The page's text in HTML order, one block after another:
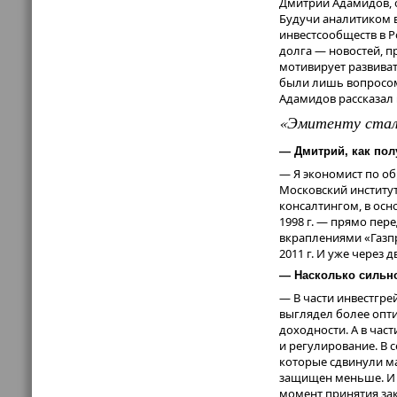
проектах.
Мария Хабарова,
Трейдинг»
«Центральный банк
ужесточились
небанковских
предложений от
кредитования. Но
потому что они
Директор
ситуация на рынке
«Главная
практически
говорить о
нормативу
депозиты,
огромное
Одним из немногих
корпоративного и
МСП проблемы
Будучи аналитиком
инвестсообществ в
долга — новостей,
мотивирует
были лишь
Адамидов
«Эмитенту
— Дмитрий, как
— Я экономист по
Московский
консалтингом, в
1998 г. — прямо
вкраплениями
2011 г. И уже через
— Насколько
— В части
выглядел более
доходности. А в
и регулирование. В
которые сдвинули
защищен меньше. И
момент принятия